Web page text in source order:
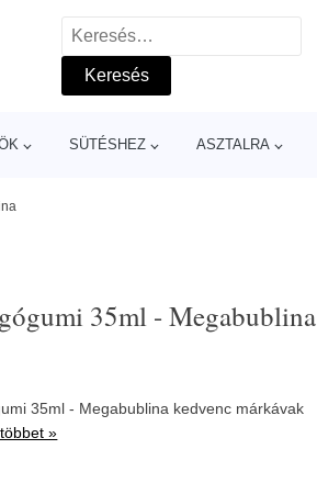
Keresés:
SÜTÉSHEZ ASZTALRA
35ml - Megabublina
35ml - Megabublina kedvenc márkávak
»